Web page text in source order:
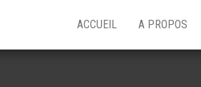
ACCUEIL A PROPOS